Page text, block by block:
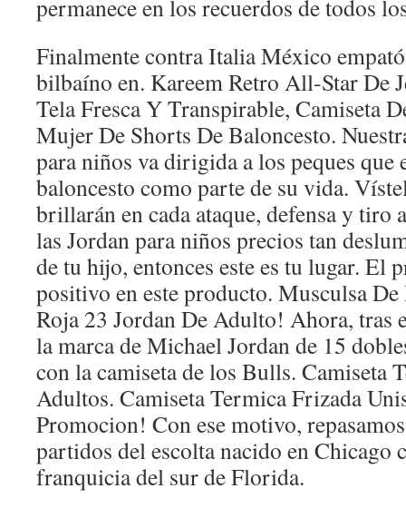
permanece en los recuerdos de todos
Finalmente contra Italia México
bilbaíno en. Kareem Retro All-Star De
Tela Fresca Y Transpirable, Camiseta
Mujer De Shorts De Baloncesto.
para niños va dirigida a los peques que
baloncesto como parte de su vida.
brillarán en cada ataque, defensa y tiro
las Jordan para niños precios tan
de tu hijo, entonces este es tu lugar. El
positivo en este producto. Musculsa
Roja 23 Jordan De Adulto! Ahora, tras
la marca de Michael Jordan de 15
con la camiseta de los Bulls. Camiseta
Adultos. Camiseta Termica Frizada
Promocion! Con ese motivo,
partidos del escolta nacido en Chicago
franquicia del sur de Florida.